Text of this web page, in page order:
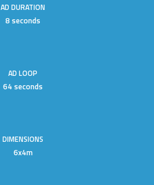
AD DURATION
8 seconds
AD LOOP
64 seconds
DIMENSIONS
6x4m